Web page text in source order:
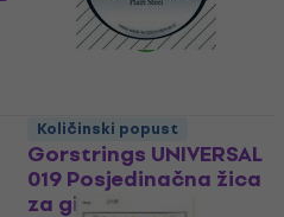
Gorstrings UNIVERSAL
019 Posjedinačna žica
za gitaru
Količinski popust